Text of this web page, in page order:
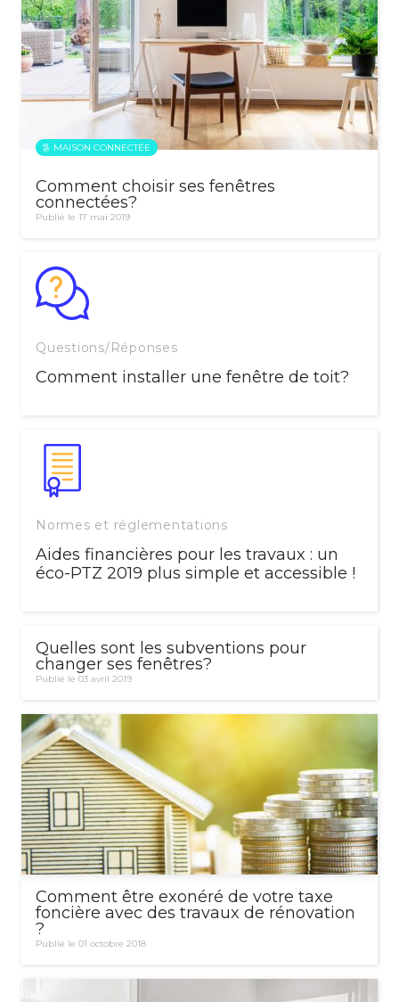
MAISON CONNECTÉE
Comment choisir ses fenêtres
connectées?
Publié le 17 mai 2019
Questions/Réponses
Comment installer une fenêtre de toit?
Normes et réglementations
Aides financières pour les travaux : un
éco-PTZ 2019 plus simple et accessible !
Quelles sont les subventions pour
changer ses fenêtres?
Publié le 03 avril 2019
Comment être exonéré de votre taxe
foncière avec des travaux de rénovation
?
Publié le 01 octobre 2018